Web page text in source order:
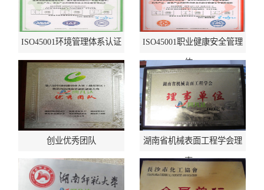
ISO45001环境管理体系认证 ISO45001职业健康安全管理
体…
创业优秀团队 湖南省机械表面工程学会理
事…